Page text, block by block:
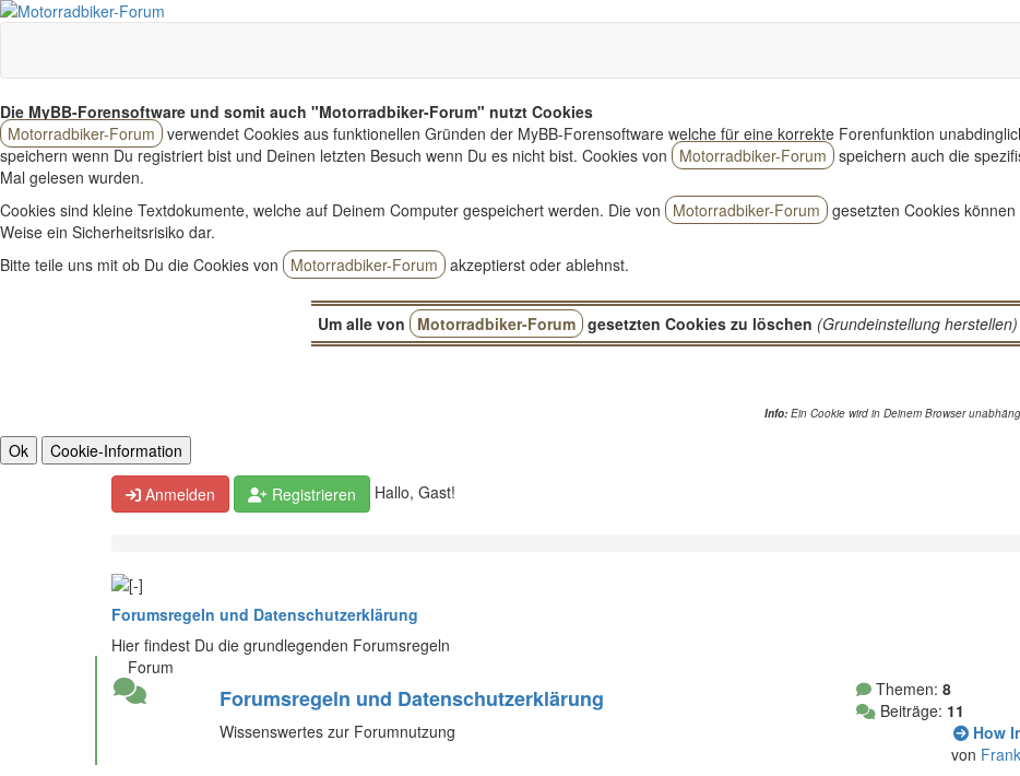
Die MyBB-Forensoftware und somit auch "Motorradbiker-Forum" nutzt Cookies
Motorradbiker-Forum verwendet Cookies aus funktionellen Gründen der MyBB-Forensoftware welche für eine korrekte Forenfunktion
speichern wenn Du registriert bist und Deinen letzten Besuch wenn Du es nicht bist. Cookies von
Motorradbiker-Forum speichern auch die
Mal gelesen wurden.
Cookies sind kleine Textdokumente, welche auf Deinem Computer gespeichert werden. Die von
Motorradbiker-Forum gesetzten Cookies
Weise ein Sicherheitsrisiko dar.
Bitte teile uns mit ob Du die Cookies von
Motorradbiker-Forum akzeptierst oder ablehnst.
Um alle von Motorradbiker-Forum gesetzten Cookies zu löschen (Grundeinstellung herstellen)
Info: Ein Cookie wird in Deinem Browser
Anmelden Registrieren Hallo, Gast!
Forumsregeln und Datenschutzerklärung
Hier findest Du die grundlegenden Forumsregeln
Forum
Forumsregeln und Datenschutzerklärung
Wissenswertes zur Forumnutzung
Themen:8
Beiträge: 11
How
von